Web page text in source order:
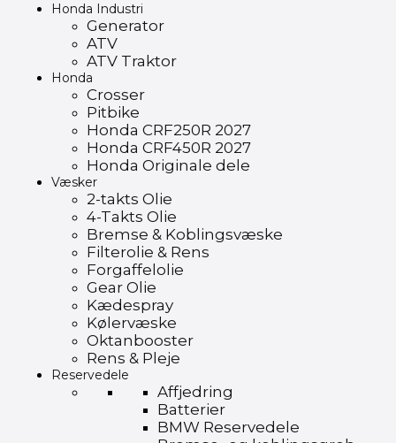
Honda Industri
Generator
ATV
ATV Traktor
Honda
Crosser
Pitbike
Honda CRF250R 2027
Honda CRF450R 2027
Honda Originale dele
Væsker
2-takts Olie
4-Takts Olie
Bremse & Koblingsvæske
Filterolie & Rens
Forgaffelolie
Gear Olie
Kædespray
Kølervæske
Oktanbooster
Rens & Pleje
Reservedele
Affjedring
Batterier
BMW Reservedele